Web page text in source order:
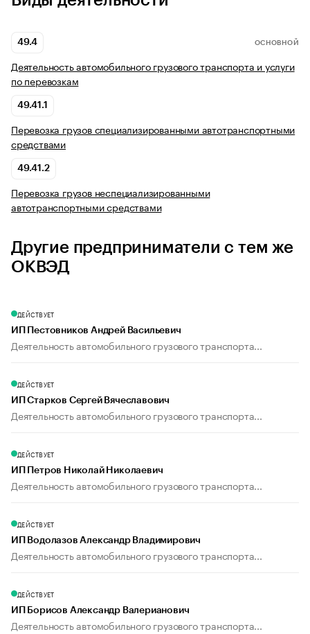
49.4 ОСНОВНОЙ
Деятельность автомобильного грузового транспорта и услуги
по перевозкам
49.41.1
Перевозка грузов специализированными автотранспортными
средствами
49.41.2
Перевозка грузов неспециализированными
автотранспортными средствами
Другие предприниматели с тем же
ОКВЭД
ДЕЙСТВУЕТ
ИП Пестовников Андрей Васильевич
Деятельность автомобильного грузового транспорта...
ДЕЙСТВУЕТ
ИП Старков Сергей Вячеславович
Деятельность автомобильного грузового транспорта...
ДЕЙСТВУЕТ
ИП Петров Николай Николаевич
Деятельность автомобильного грузового транспорта...
ДЕЙСТВУЕТ
ИП Водолазов Александр Владимирович
Деятельность автомобильного грузового транспорта...
ДЕЙСТВУЕТ
ИП Борисов Александр Валерианович
Деятельность автомобильного грузового транспорта...